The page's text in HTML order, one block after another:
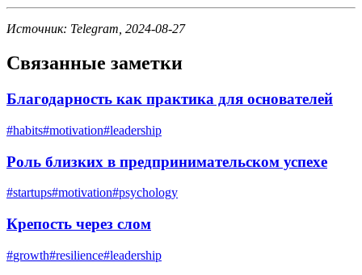
Источник: Telegram, 2024-08-27
Связанные заметки
Благодарность как практика для основателей
#habits#motivation#leadership
Роль близких в предпринимательском успехе
#startups#motivation#psychology
Крепость через слом
#growth#resilience#leadership